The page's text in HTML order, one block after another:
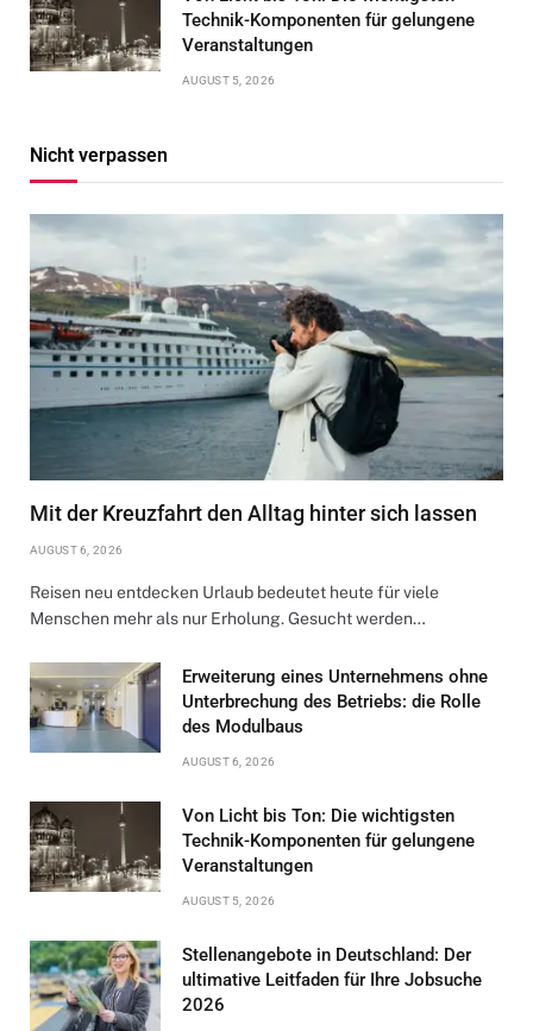
Technik-Komponenten für gelungene
Veranstaltungen
AUGUST 5, 2026
Nicht verpassen
Mit der Kreuzfahrt den Alltag hinter sich lassen
AUGUST 6, 2026
Reisen neu entdecken Urlaub bedeutet heute für viele
Menschen mehr als nur Erholung. Gesucht werden…
Erweiterung eines Unternehmens ohne
Unterbrechung des Betriebs: die Rolle
des Modulbaus
AUGUST 6, 2026
Von Licht bis Ton: Die wichtigsten
Technik-Komponenten für gelungene
Veranstaltungen
AUGUST 5, 2026
Stellenangebote in Deutschland: Der
ultimative Leitfaden für Ihre Jobsuche
2026